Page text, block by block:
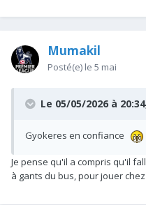
Mumakil
Posté(e) le 5 mai
Le 05/05/2026 à
Gyokeres en confiance
Je pense qu'il a compris qu'il
à gants du bus, pour jouer